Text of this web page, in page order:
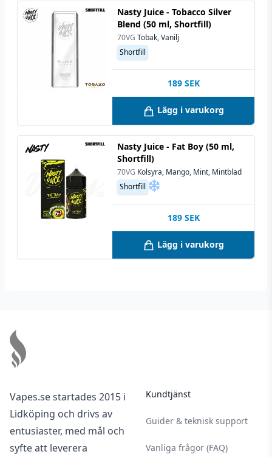
Nasty Juice - Tobacco Silver
Blend (50 ml, Shortfill)
70VG Tobak, Vanilj
Shortfill
189 SEK
Lägg i varukorg
Nasty Juice - Fat Boy (50 ml,
Shortfill)
70VG Kolsyra, Mango, Mint, Mintblad
Shortfill
189 SEK
Lägg i varukorg
Vapes.se startades 2015 i
Lidköping och drivs av
entusiaster, med mål och
syfte att leverera
Kundtjänst
Guider & teknisk support
Vanliga frågor (FAQ)